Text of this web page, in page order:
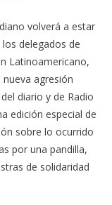
volverá a estar
delegados de
Latinoamericano,
agresión
diario y de Radio
edición especial de
sobre lo ocurrido
por una pandilla,
de solidaridad